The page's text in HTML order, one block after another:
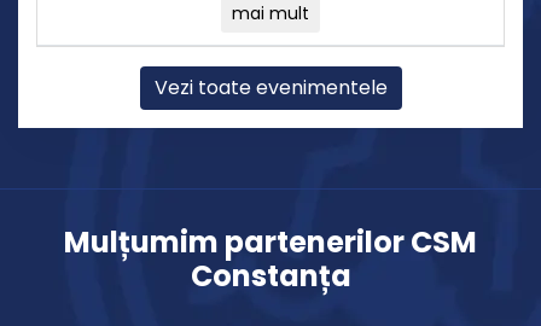
mai mult
Vezi toate evenimentele
Mulțumim partenerilor CSM
Constanța